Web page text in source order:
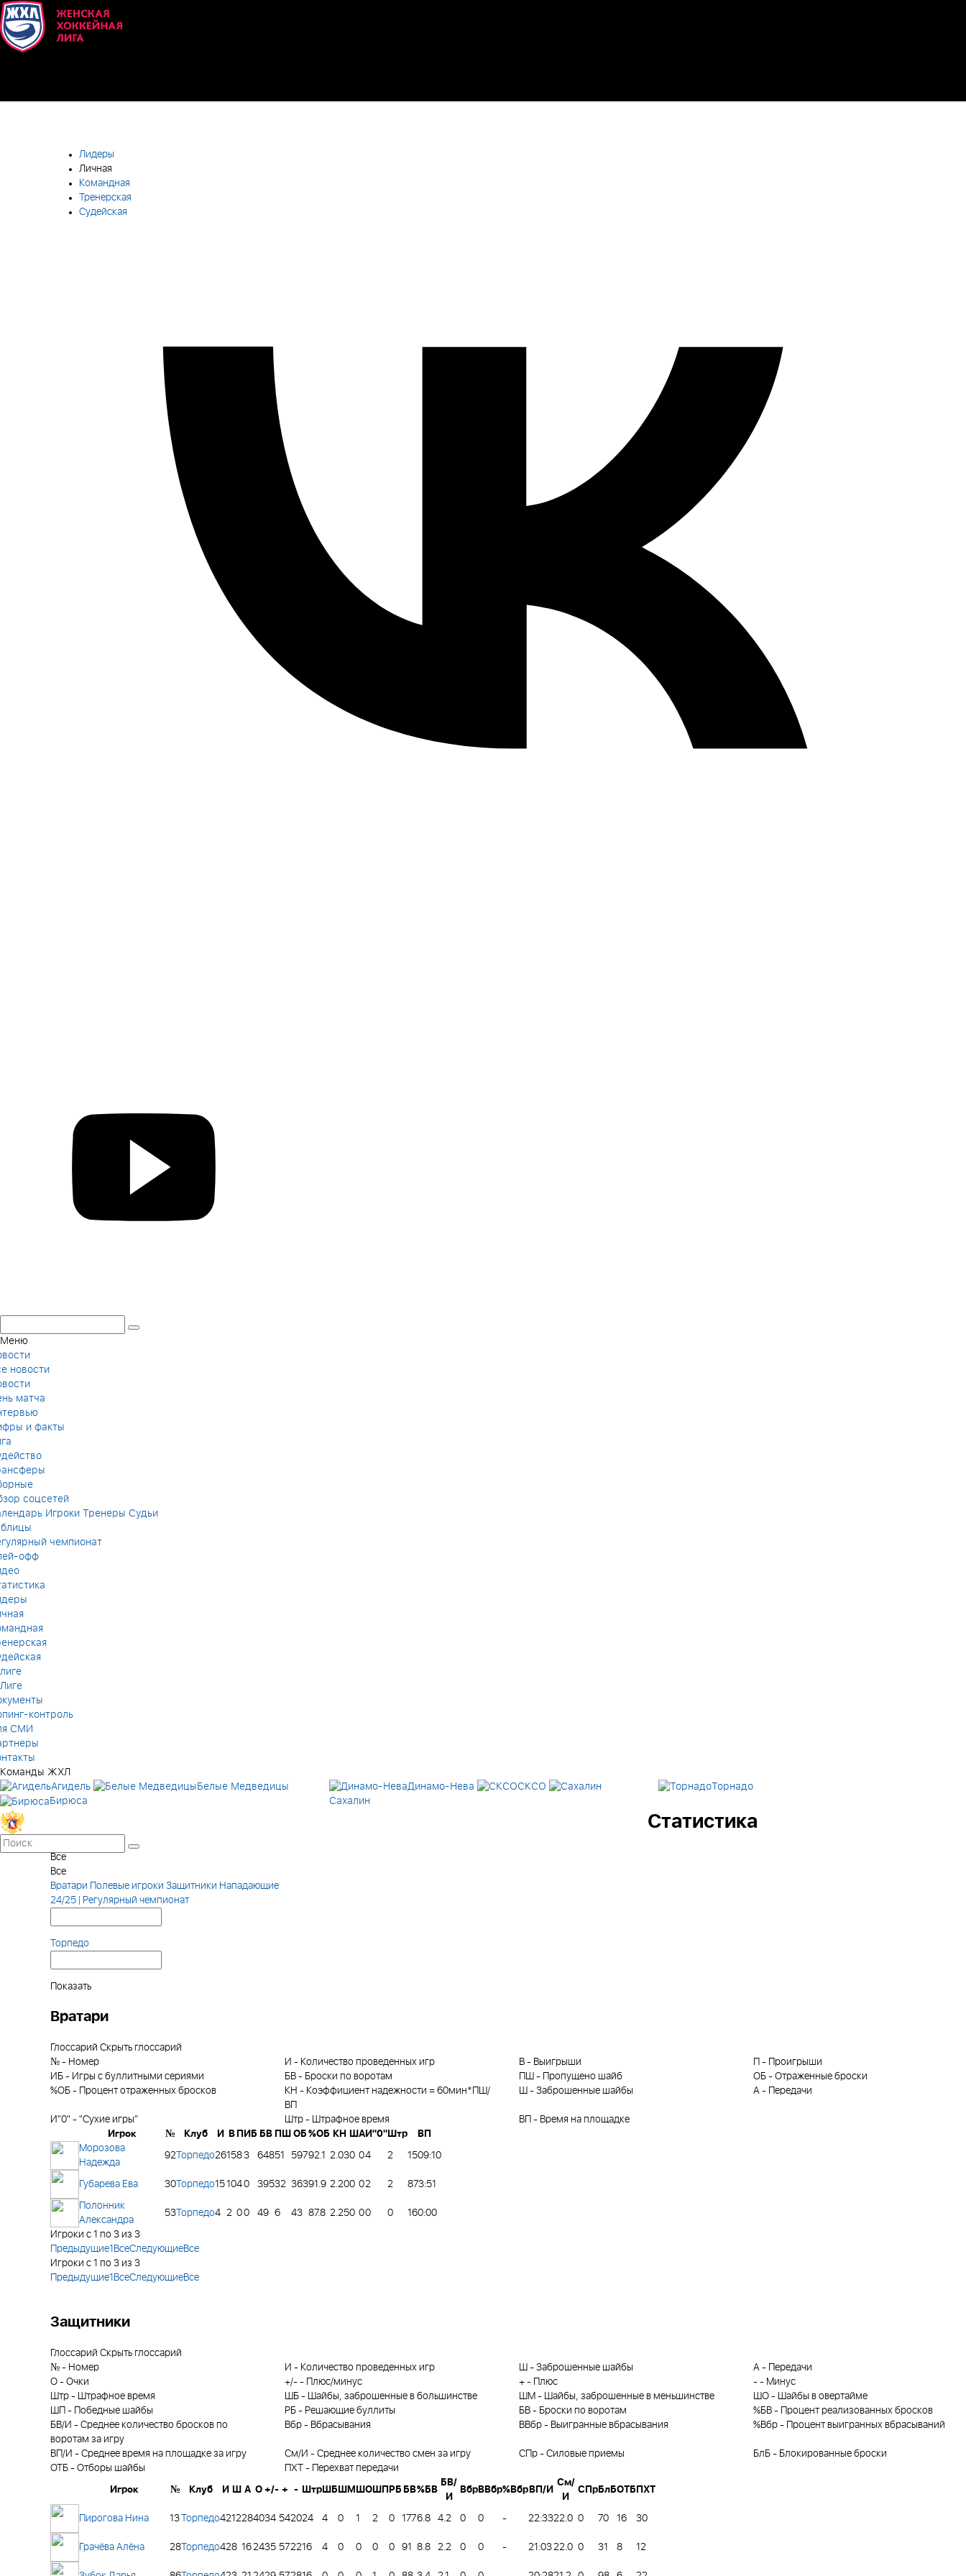
Меню
новости
матча
и факты
соцсетей
Игроки Тренеры Судьи
чемпионат
офф
контроль
СМИ
Команды ЖХЛ
Агидель
Белые Медведицы
Бирюса
Динамо-Нева
СКСО
Сахалин
Торнадо
Статистика
Все
Все
Вратари Полевые игроки Защитники Нападающие
Лидеры
Личная
Командная
Тренерская
Судейская
24/25 | Регулярный чемпионат
Торпедо
Показать
Вратари
Глоссарий Скрыть глоссарий
№ - Номер И - Количество проведенных игр В - Выигрыши П - Проигрыши
ИБ - Игры с буллитными сериями БВ - Броски по воротам ПШ - Пропущено шайб ОБ - Отраженные броски
%ОБ - Процент отраженных бросков КН - Коэффициент надежности = 60мин*ПШ/
ВП
- Заброшенные шайбы А - Передачи
И"0" - "Сухие игры" Штр - Штрафное время ВП - Время на площадке
Игрок
№ Клуб И В П ИБ БВ ПШ ОБ %ОБ КН ША И"0" Штр
ВП
Морозова
Надежда
92Торпедо261583 64851 59792.1 2.030 04 2 1509:10
Губарева Ева 30Торпедо151040 39532 36391.9 2.200 02 2 873:51
Полонник
Александра
53Торпедо4 2 00 49 6 43 87.8 2.250 00 0 160:00
Игроки с 1 по 3 из 3
Предыдущие1 ВсеСледующиеВсе
Игроки с 1 по 3 из 3
Предыдущие1 ВсеСледующиеВсе
Защитники
Глоссарий Скрыть глоссарий
№ - Номер И - Количество проведенных игр - Заброшенные шайбы А - Передачи
О - Очки +/- - Плюс/минус + - Плюс - - Минус
Штр - Штрафное время ШБ - Шайбы, заброшенные в большинстве ШМ - Шайбы, заброшенные в меньшинстве ШО -
Шайбы в овертайме
ШП - Победные шайбы РБ - Решающие буллиты БВ - Броски по воротам %БВ - Процент реализованных бросков
БВ/И - Среднее количество бросков по
воротам за игру
Вбр - Вбрасывания ВВбр - Выигранные вбрасывания %Вбр - Процент выигранных вбрасываний
ВП/И - Среднее время на площадке за игру См/И - Среднее количество смен за игру СПр - Силовые приемы БлБ - Блокированные броски
ОТБ - Отборы шайбы ПХТ - Перехват передачи
Игрок № Клуб И Ш А О +/- + - Штр ШБ ШМ ШО ШП РБ БВ%БВ
БВ/
И
ВбрВВбр%Вбр ВП/И
См/
И
СПр БлБОТБ ПХТ
Пирогова Нина 13Торпедо4212284034 542024 4 0 1 2 0 1776.8 4.2 0 0 - 22:3322.0 0 70 16 30
Грачёва Алёна 28Торпедо428 162435 572216 4 0 0 0 0 91 8.8 2.2 0 0 - 21:0322.0 0 31 8 12